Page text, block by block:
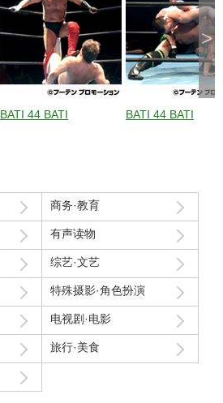
BATI 44 BATI BATI 44 BATI
>
商务·教育
有声读物
综艺·文艺
特殊摄影·角色扮演
电视剧·电影
旅行·美食